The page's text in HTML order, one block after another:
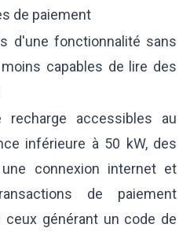
de paiement
d'une fonctionnalité sans
capables de lire des
accessibles au
inférieure à 50 kW, des
connexion internet et
de paiement
générant un code de